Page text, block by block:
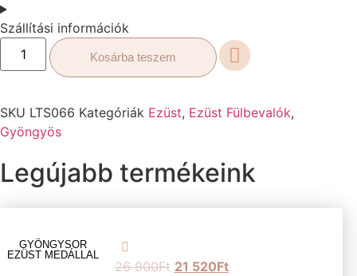
Szállítási információk
Kosárba teszem
SKU LTS066 Kategóriák Ezüst, Ezüst Fülbevalók,
Gyöngyös
Legújabb termékeink
GYÖNGYSOR
EZÜST MEDÁLLAL
26 900Ft 21 520Ft